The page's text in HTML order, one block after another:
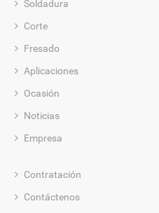
Soldadura
Corte
Fresado
Aplicaciones
Ocasión
Noticias
Empresa
Contratación
Contáctenos